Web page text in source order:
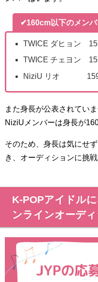
✔160cm以下のメン
TWICE ダヒョン
TWICE チェヨン
NiziU リオ
また身長が公表されてい
NiziUメンバーは身長が
そのため、身長は気にせ
き、オーディションに挑戦
K-POPアイドル
ンラインオーデ